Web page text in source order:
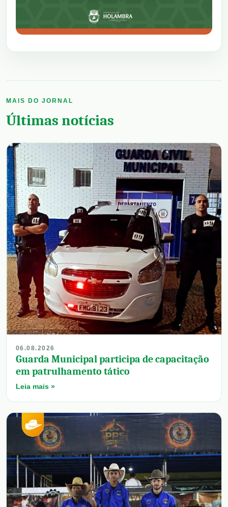
MAIS DO JORNAL
Últimas notícias
06.08.2026
Guarda Municipal participa de capacitação
em patrulhamento tático
Leia mais »